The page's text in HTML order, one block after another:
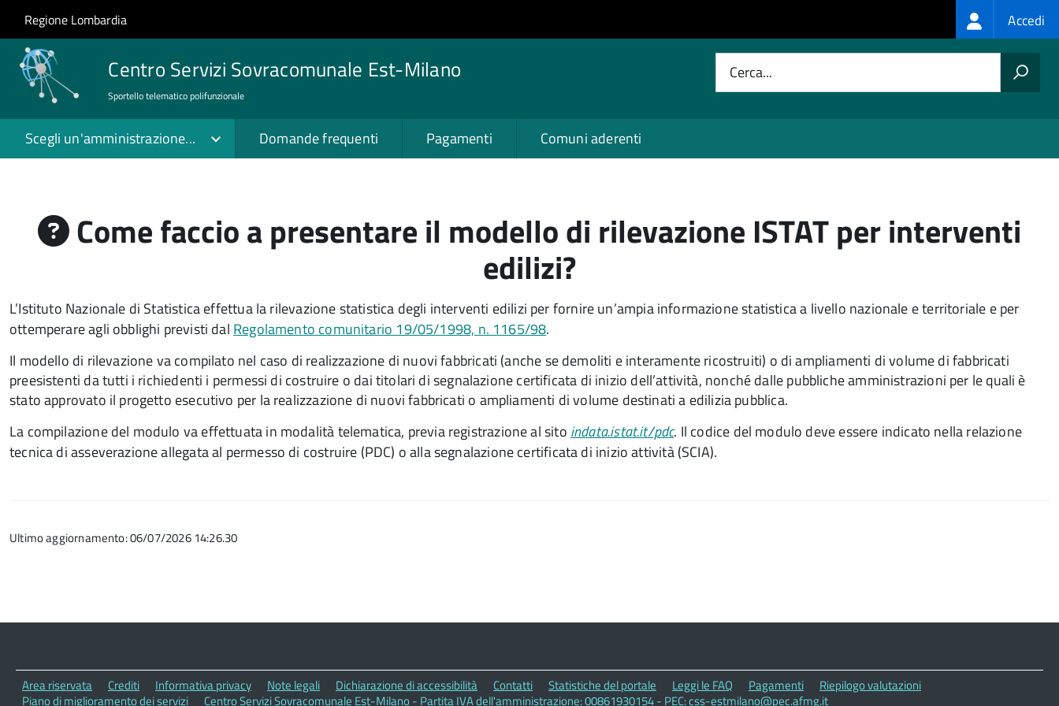
Salta al contenuto principale
Skip to site navigation
Regione Lombardia Login
menu
Accedi
Centro Servizi Sovracomunale Est-Milano
Sportello telematico polifunzionale
Cerca...
Scegli un'amministrazione... Domande frequenti Pagamenti Comuni aderenti
Come faccio a presentare il modello di rilevazione ISTAT per interventi
edilizi?
L’Istituto Nazionale di Statistica effettua la rilevazione statistica degli interventi edilizi per fornire un’ampia informazione statistica a livello nazionale e territoriale e per
ottemperare agli obblighi previsti dal Regolamento comunitario 19/05/1998, n. 1165/98.
Il modello di rilevazione va compilato nel caso di realizzazione di nuovi fabbricati (anche se demoliti e interamente ricostruiti) o di ampliamenti di volume di fabbricati
preesistenti da tutti i richiedenti i permessi di costruire o dai titolari di segnalazione certificata di inizio dell’attività, nonché dalle pubbliche amministrazioni per le quali è
stato approvato il progetto esecutivo per la realizzazione di nuovi fabbricati o ampliamenti di volume destinati a edilizia pubblica.
La compilazione del modulo va effettuata in modalità telematica, previa registrazione al sito indata.istat.it/pdc. Il codice del modulo deve essere indicato nella relazione
tecnica di asseverazione allegata al permesso di costruire (PDC) o alla segnalazione certificata di inizio attività (SCIA).
Ultimo aggiornamento: 06/07/2026 14:26.30
Area riservata Crediti Informativa privacy Note legali Dichiarazione di accessibilità Contatti Statistiche del portale Leggi le FAQ Pagamenti
Riepilogo valutazioni
Piano di miglioramento dei servizi
Centro Servizi Sovracomunale Est-Milano - Partita IVA dell'amministrazione: 00861930154 - PEC: css-estmilano@pec.afmg.it